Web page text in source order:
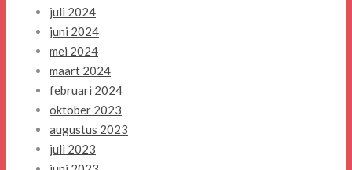
juli 2024
juni 2024
mei 2024
maart 2024
februari 2024
oktober 2023
augustus 2023
juli 2023